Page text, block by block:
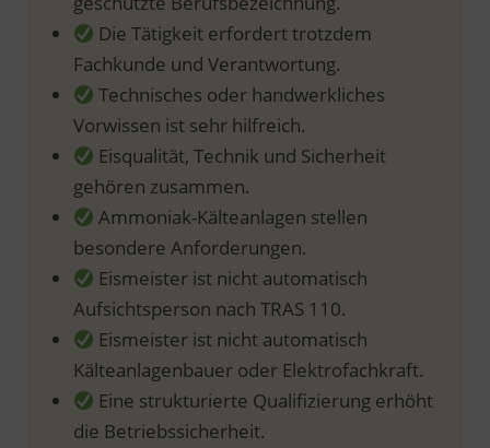
Die Tätigkeit erfordert trotzdem
Fachkunde und Verantwortung.
Technisches oder handwerkliches
Vorwissen ist sehr hilfreich.
Eisqualität, Technik und Sicherheit
gehören zusammen.
Ammoniak-Kälteanlagen stellen
besondere Anforderungen.
Eismeister ist nicht automatisch
Aufsichtsperson nach TRAS 110.
Eismeister ist nicht automatisch
Kälteanlagenbauer oder Elektrofachkraft.
Eine strukturierte Qualifizierung erhöht
die Betriebssicherheit.